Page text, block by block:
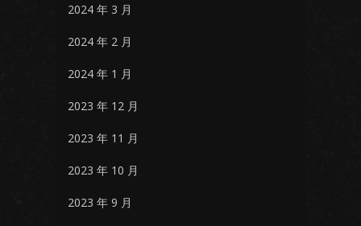
2024 年 3 月
2024 年 2 月
2024 年 1 月
2023 年 12 月
2023 年 11 月
2023 年 10 月
2023 年 9 月